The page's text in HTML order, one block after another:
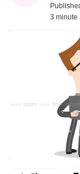
3 minute